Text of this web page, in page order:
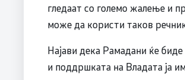
гледаат со големо жалење и
може да користи таков
Најави дека Рамадани ќе
и поддршката на Владата ја